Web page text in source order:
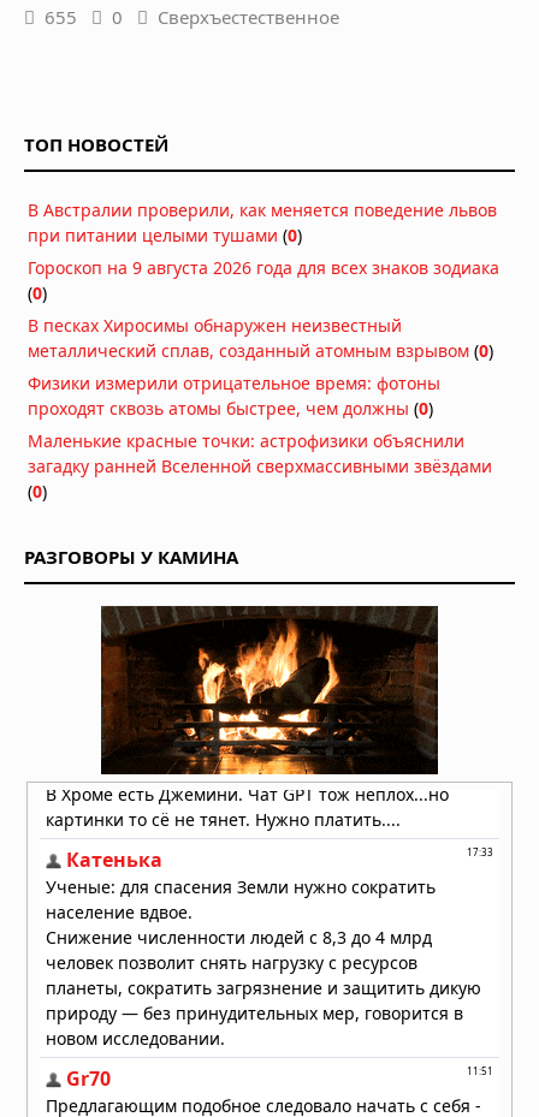
655 0 Сверхъестественное
ТОП НОВОСТЕЙ
В Австралии проверили, как меняется поведение львов
при питании целыми тушами (0)
Гороскоп на 9 августа 2026 года для всех знаков зодиака
(0)
В песках Хиросимы обнаружен неизвестный
металлический сплав, созданный атомным взрывом (0)
Физики измерили отрицательное время: фотоны
проходят сквозь атомы быстрее, чем должны (0)
Маленькие красные точки: астрофизики объяснили
загадку ранней Вселенной сверхмассивными звёздами
(0)
РАЗГОВОРЫ У КАМИНА